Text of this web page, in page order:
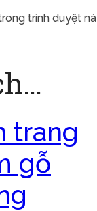
trình duyệt